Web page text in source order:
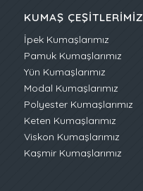
KUMAŞ ÇEŞITLERIMIZ
İpek Kumaşlarımız
Pamuk Kumaşlarımız
Yün Kumaşlarımız
Modal Kumaşlarımız
Polyester Kumaşlarımız
Keten Kumaşlarımız
Viskon Kumaşlarımız
Kaşmir Kumaşlarımız